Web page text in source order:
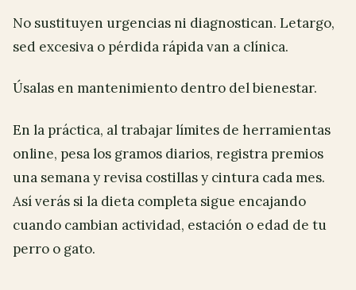
No sustituyen urgencias ni diagnostican. Letargo,
sed excesiva o pérdida rápida van a clínica.
Úsalas en mantenimiento dentro del bienestar.
En la práctica, al trabajar límites de herramientas
online, pesa los gramos diarios, registra premios
una semana y revisa costillas y cintura cada mes.
Así verás si la dieta completa sigue encajando
cuando cambian actividad, estación o edad de tu
perro o gato.